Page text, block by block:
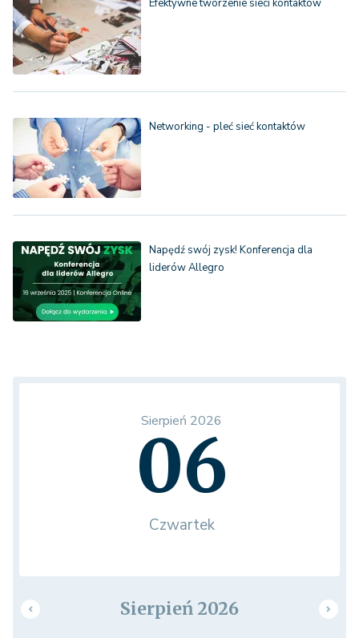
Efektywne tworzenie sieci kontaktów
Networking - pleć sieć kontaktów
Napędź swój zysk! Konferencja dla
liderów Allegro
Sierpień 2026
06
Czwartek
Sierpień 2026